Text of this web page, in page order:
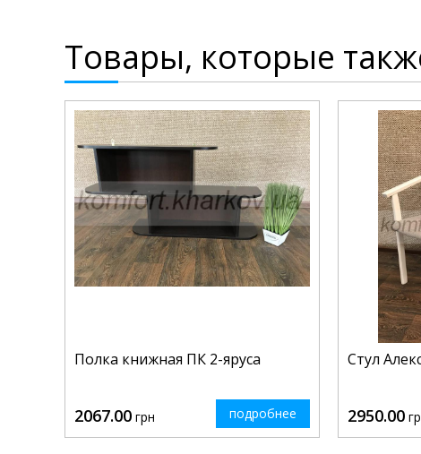
Товары, которые
Полка книжная ПК 2-яруса
2067.00 грн подробнее
Стул
2950.00